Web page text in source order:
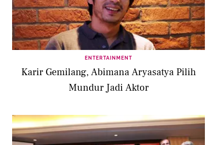
ENTERTAINMENT
Karir Gemilang, Abimana Aryasatya Pilih
Mundur Jadi Aktor